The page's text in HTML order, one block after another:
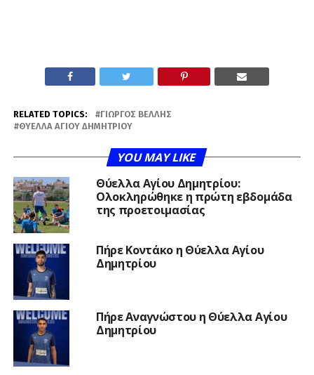
RELATED TOPICS:
ΓΙΏΡΓΟΣ ΒΈΛΛΗΣ
ΘΎΕΛΛΑ ΑΓΊΟΥ ΔΗΜΗΤΡΊΟΥ
YOU MAY LIKE
Θύελλα Αγίου Δημητρίου:
Ολοκληρώθηκε η πρώτη εβδομάδα
της προετοιμασίας
Πήρε Κοντάκο η Θύελλα Αγίου
Δημητρίου
Πήρε Αναγνώστου η Θύελλα Αγίου
Δημητρίου